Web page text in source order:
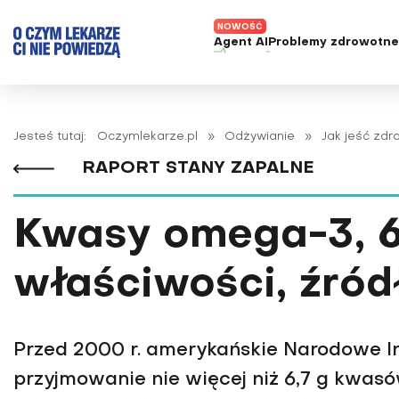
Agent AI Problemy zdrowotne
Alergie
Astma
Borelioza
Bóle głowy i migreny
Celiakia
Choroba Parkinsona
Choroby jelit
Jesteś tutaj: Oczymlekarze.pl » Odżywianie » Jak jeść
RAPORT STANY ZAPALNE
Kwasy omega-3,
właściwości,
Przed 2000 r. amerykańskie Narodowe
przyjmowanie nie więcej niż 6,7 g